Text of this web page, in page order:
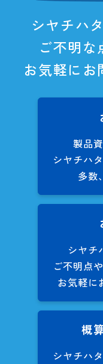
シヤチハ
ご不明な
お気軽にお
製品
シヤチハ
多数
シヤチ
ご不明点
お気軽に
概
シヤチハ